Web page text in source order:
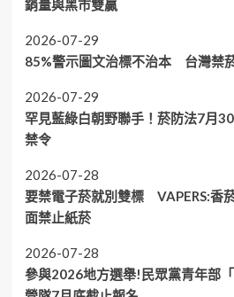
銷量與黑市雙贏
2026-07-29
85%警示圖文治標不治本 台灣禁
2026-07-29
罕見藍綠白朝野聯手！菸防法7月
禁令
2026-07-28
要禁電子菸就別雙標 VAPERS:香
面禁止紙菸
2026-07-28
參與2026地方選舉!民眾黨青年部